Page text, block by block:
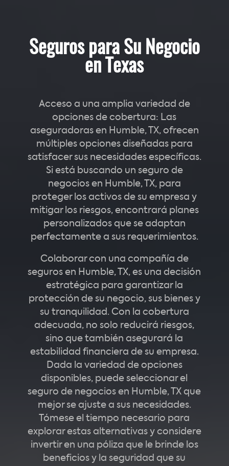
Seguros para Su Negocio
en Texas
Acceso a una amplia variedad de
opciones de cobertura: Las
aseguradoras en Humble, TX, ofrecen
múltiples opciones diseñadas para
satisfacer sus necesidades específicas.
Si está buscando un seguro de
negocios en Humble, TX, para
proteger los activos de su empresa y
mitigar los riesgos, encontrará planes
personalizados que se adaptan
perfectamente a sus requerimientos.
Colaborar con una compañía de
seguros en Humble, TX, es una decisión
estratégica para garantizar la
protección de su negocio, sus bienes y
su tranquilidad. Con la cobertura
adecuada, no solo reducirá riesgos,
sino que también asegurará la
estabilidad financiera de su empresa.
Dada la variedad de opciones
disponibles, puede seleccionar el
seguro de negocios en Humble, TX que
mejor se ajuste a sus necesidades.
Tómese el tiempo necesario para
explorar estas alternativas y considere
invertir en una póliza que le brinde los
beneficios y la seguridad que su